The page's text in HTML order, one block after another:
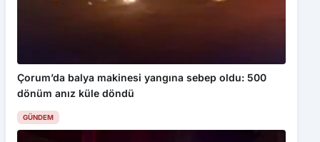
Çorum’da balya makinesi yangına sebep oldu: 500
dönüm anız küle döndü
GÜNDEM